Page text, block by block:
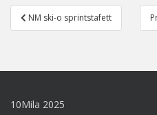
Post
navigation
NM ski-o sprintstafett
10Mila 2025